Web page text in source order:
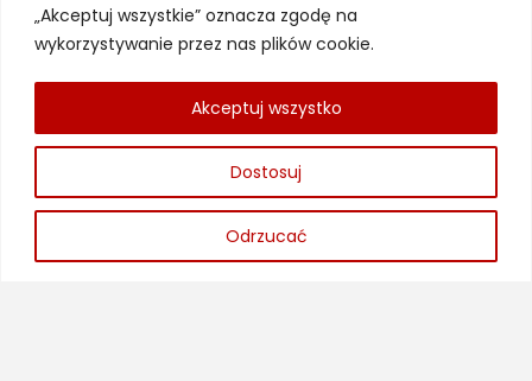
„Akceptuj wszystkie” oznacza zgodę na
wykorzystywanie przez nas plików cookie.
Dostosuj
Odrzucać
Akceptuj wszystko
Oferta
Aktualności
Polityka prywatności